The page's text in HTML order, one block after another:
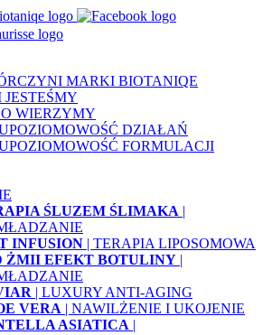
MARKI BIOTANIQE
WIERZYMY
DZIAŁAŃ
FORMULACJI
ŚLUZEM ŚLIMAKA |
INFUSION | TERAPIA LIPOSOMOWA
ŻMII EFEKT BOTULINY |
| LUXURY ANTI-AGING
VERA | NAWILŻENIE I UKOJENIE
ASIATICA |